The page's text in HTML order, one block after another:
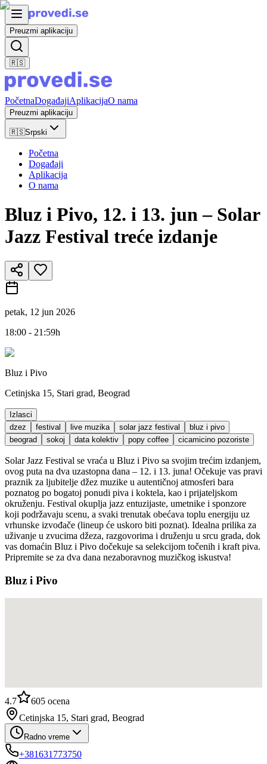
Preuzmi aplikaciju
🇷🇸
PočetnaDogađajiAplikacijaO nama
Preuzmi aplikaciju
🇷🇸Srpski
Početna
Događaji
Aplikacija
O nama
Bluz i Pivo, 12. i 13. jun – Solar
Jazz Festival treće izdanje
petak, 12 jun 2026
18:00 - 21:59h
Bluz i Pivo
Cetinjska 15, Stari grad, Beograd
Izlasci
dzez
festival live muzika solar jazz festival
bluz i pivo
beograd
sokoj data kolektiv popy coffee cicamicino pozoriste
Solar Jazz Festival se vraća u Bluz i Pivo sa svojim trećim izdanjem,
ovog puta na dva uzastopna dana – 12. i 13. juna! Očekuje vas pravi
praznik za ljubitelje džez muzike u autentičnoj atmosferi bara
poznatog po bogatoj ponudi piva i koktela, kao i prijateljskom
okruženju. Festival okuplja jazz entuzijaste, umetnike i sponzore
koji podržavaju scenu, a svaki trenutak obećava toplu energiju uz
vrhunske izvođače (lineup će uskoro biti poznat). Idealna prilika za
uživanje u zvucima džeza, razgovorima i druženju u srcu grada, dok
vas domaćin Bluz i Pivo dočekuje sa selekcijom točenih i kraft piva.
Pripremite se za dva dana nezaboravnog muzičkog iskustva!
Bluz i Pivo
4.7 605 ocena
Cetinjska 15, Stari grad, Beograd
Radno vreme
+381631773750